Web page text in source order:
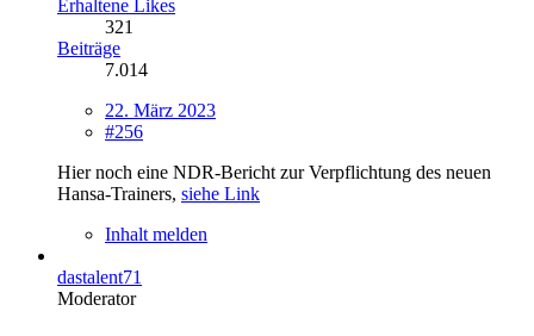
Erhaltene Likes
321
Beiträge
7.014
22. März 2023
#256
Hier noch eine NDR-Bericht zur Verpflichtung des neuen
Hansa-Trainers, siehe Link
Inhalt melden
dastalent71
Moderator